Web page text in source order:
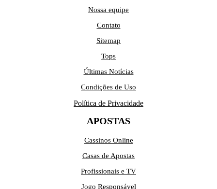
Nossa equipe
Contato
Sitemap
Tops
Últimas Notícias
Condições de Uso
Política de Privacidade
APOSTAS
Cassinos Online
Casas de Apostas
Profissionais e TV
Jogo Responsável